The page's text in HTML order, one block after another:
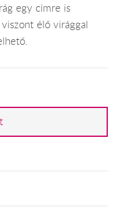
egy címre is
élő virággal